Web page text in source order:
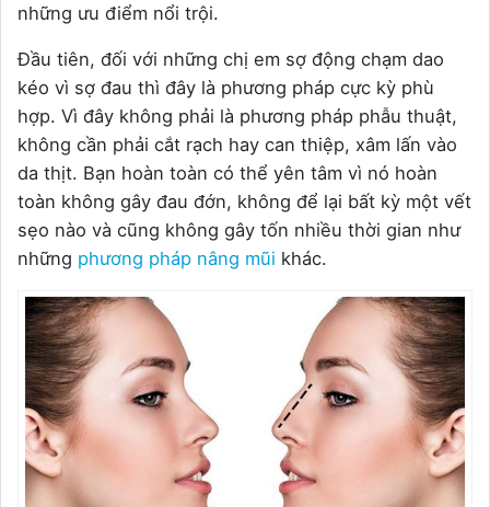
những ưu điểm nổi trội.
Đầu tiên, đối với những chị em sợ động chạm dao
kéo vì sợ đau thì đây là phương pháp cực kỳ phù
hợp. Vì đây không phải là phương pháp phẫu thuật,
không cần phải cắt rạch hay can thiệp, xâm lấn vào
da thịt. Bạn hoàn toàn có thể yên tâm vì nó hoàn
toàn không gây đau đớn, không để lại bất kỳ một vết
sẹo nào và cũng không gây tốn nhiều thời gian như
những phương pháp nâng mũi khác.